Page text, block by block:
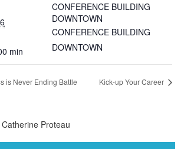
min
CONFERENCE BUILDING
DOWNTOWN
CONFERENCE BUILDING
DOWNTOWN
is Never Ending Battle Kick-up Your Career
Proteau